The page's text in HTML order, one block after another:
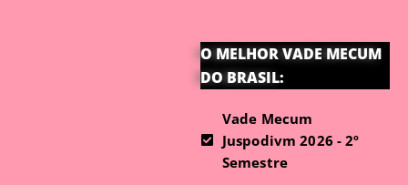
O MELHOR VADE MECUM
DO BRASIL:
Vade Mecum
Juspodivm 2026 - 2º
Semestre